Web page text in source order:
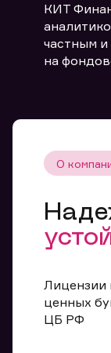
КИТ
частным
на
О
Лицензии
ценных
ЦБ РФ